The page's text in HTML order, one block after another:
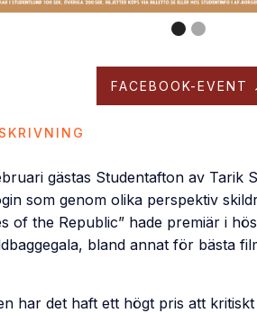
FACEBOOK-EVENT
gästas Studentafton av Tarik
som genom olika perspektiv
of the Republic” hade premiär i
bland annat för bästa
har det haft ett högt pris att